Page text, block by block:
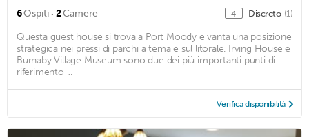
6Ospiti · 2Camere 4 Discreto (1)
Questa guest house si trova a Port Moody e vanta una posizione
strategica nei pressi di parchi a tema e sul litorale. Irving House e
Burnaby Village Museum sono due dei più importanti punti di
riferimento ...
Verifica disponibilità